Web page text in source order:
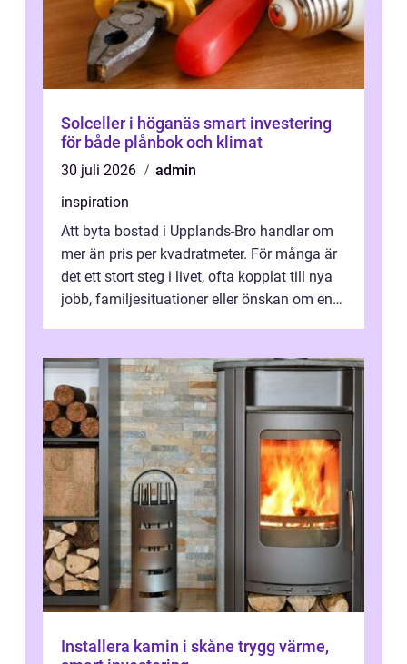
Solceller i höganäs smart investering
för både plånbok och klimat
30 juli 2026
admin
inspiration
Att byta bostad i Upplands-Bro handlar om
mer än pris per kvadratmeter. För många är
det ett stort steg i livet, ofta kopplat till nya
jobb, familjesituationer eller önskan om en
Installera kamin i skåne trygg värme,